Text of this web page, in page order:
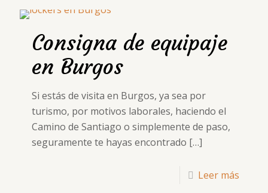
Consigna de equipaje
en Burgos
Si estás de visita en Burgos, ya sea por
turismo, por motivos laborales, haciendo el
Camino de Santiago o simplemente de paso,
seguramente te hayas encontrado […]
Leer más